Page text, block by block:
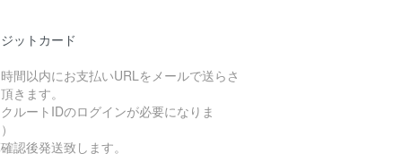
ットカード
間以内にお支払いURLをメールで送らさ
きます。
クルートIDのログインが必要になりま
認後発送致します。